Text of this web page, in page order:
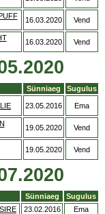
16.03.2020 Vend
16.03.2020 Vend
Sünniaeg
Sugulus
23.05.2016 Ema
19.05.2020 Vend
19.05.2020 Vend
Sünniaeg
Sugulus
23.02.2016
Ema